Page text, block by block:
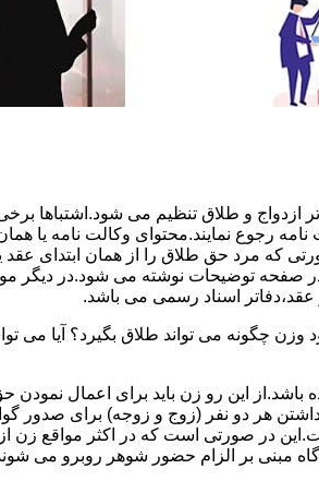
و طلاق تنظیم می شود.اشتباها
رجوع نمایند.محتوای وکالت نامه یا
که مرد حق طلاق را از همان ابتدای
صفحه توضیحات نوشته می شود.در دیگر
اسناد رسمی می باشد.
می تواند طلاق بگیرد؟ آیا می
باشد.از این رو زن باید برای اعمال نمودن
هر دو نفر (زوج و زوجه) برای صدور
در صورتی است که در اکثر مواقع زن
مبنی بر الزام حضور شوهر روبرو می